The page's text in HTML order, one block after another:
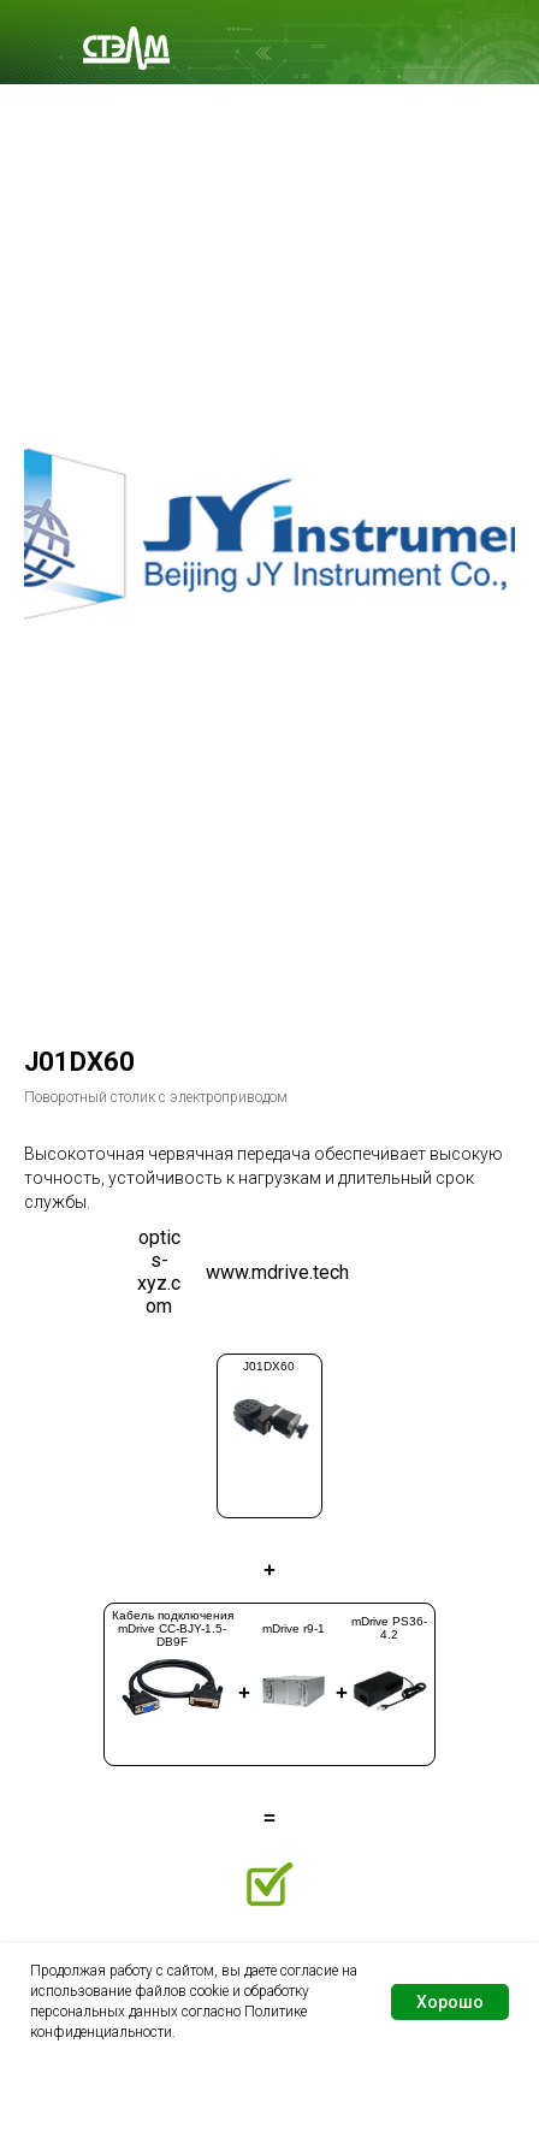
J01DX60
Поворотный столик с электроприводом
Высокоточная червячная передача обеспечивает высокую
точность, устойчивость к нагрузкам и длительный срок
службы.
optic
s-
xyz.c
om
www.mdrive.tech
J01DX60
+
Кабель подключения
mDrive CC-BJY-1.5-
DB9F
mDrive r9-1
mDrive PS36-
4.2
+ +
=
J01DX60
Продолжая работу с сайтом, вы даете согласие на
использование файлов cookie и обработку
персональных данных согласно Политике
конфиденциальности.
Хорошо